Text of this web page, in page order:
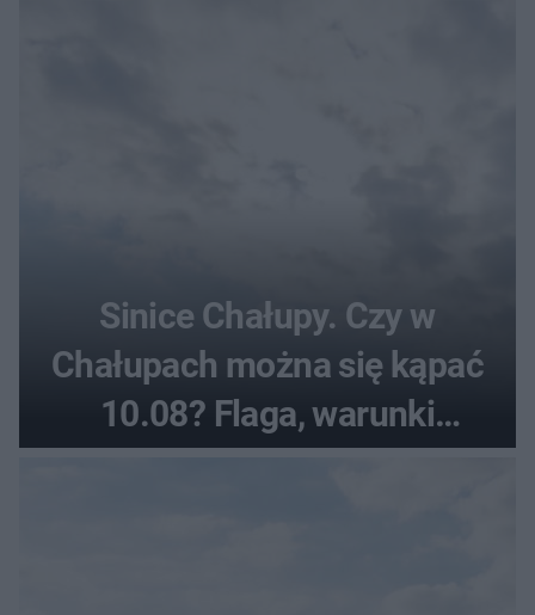
Sinice Chałupy. Czy w
Chałupach można się kąpać
10.08? Flaga, warunki